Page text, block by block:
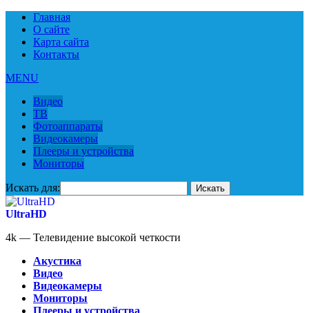
Главная
О сайте
Карта сайта
Контакты
MENU
Видео
ТВ
Фотоаппараты
Видеокамеры
Плееры и устройства
Мониторы
Искать для:
UltraHD
4k — Телевидение высокой четкости
Акустика
Видео
Видеокамеры
Мониторы
Плееры и устройства